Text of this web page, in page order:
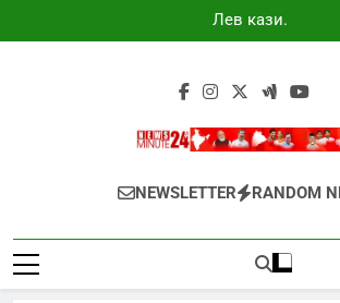
to
Лев казино
промокоды
Get All Updated Telugu
NEWSLETTER RANDOM